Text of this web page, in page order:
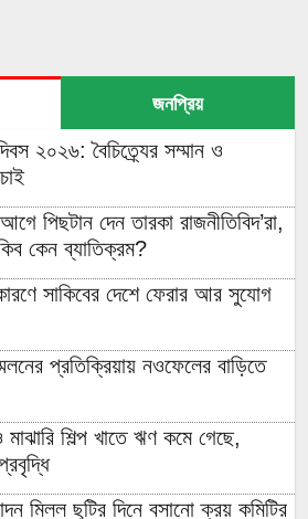
জনপ্রিয়
২০২৬: বৈচিত্র্যের সম্মান ও
পিছটান দেন তারকা রাজনীতিবিদ’রা,
কেন ব্যাতিক্রম?
সাকিবের দেশে ফেরার আর সুযোগ
প্রতিক্রিয়ায় নওফেলের বাড়িতে
শিল্প খাতে ঋণ কমে গেছে,
মিলল ছুটির দিনে বসানো ক্রয় কমিটির